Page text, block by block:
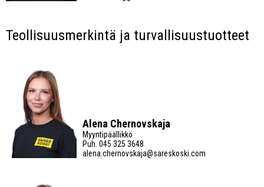
Teollisuusmerkintä ja turvallisuustuotteet
Alena Chernovskaja
Myyntipäällikkö
Puh. 045 325 3648
alena.chernovskaja@sareskoski.com